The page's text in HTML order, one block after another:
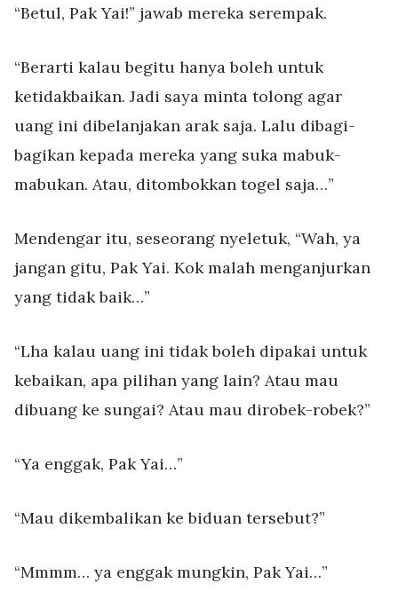
“Betul, Pak Yai!” jawab mereka serempak.
“Berarti kalau begitu hanya boleh untuk
ketidakbaikan. Jadi saya minta tolong agar
uang ini dibelanjakan arak saja. Lalu dibagi-
bagikan kepada mereka yang suka mabuk-
mabukan. Atau, ditombokkan togel saja…”
Mendengar itu, seseorang nyeletuk, “Wah, ya
jangan gitu, Pak Yai. Kok malah menganjurkan
yang tidak baik…”
“Lha kalau uang ini tidak boleh dipakai untuk
kebaikan, apa pilihan yang lain? Atau mau
dibuang ke sungai? Atau mau dirobek-robek?”
“Ya enggak, Pak Yai…”
“Mau dikembalikan ke biduan tersebut?”
“Mmmm… ya enggak mungkin, Pak Yai…”